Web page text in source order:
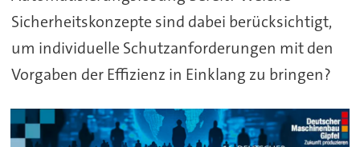
Sicherheitskonzepte sind dabei berücksichtigt,
um individuelle Schutzanforderungen mit den
Vorgaben der Effizienz in Einklang zu bringen?